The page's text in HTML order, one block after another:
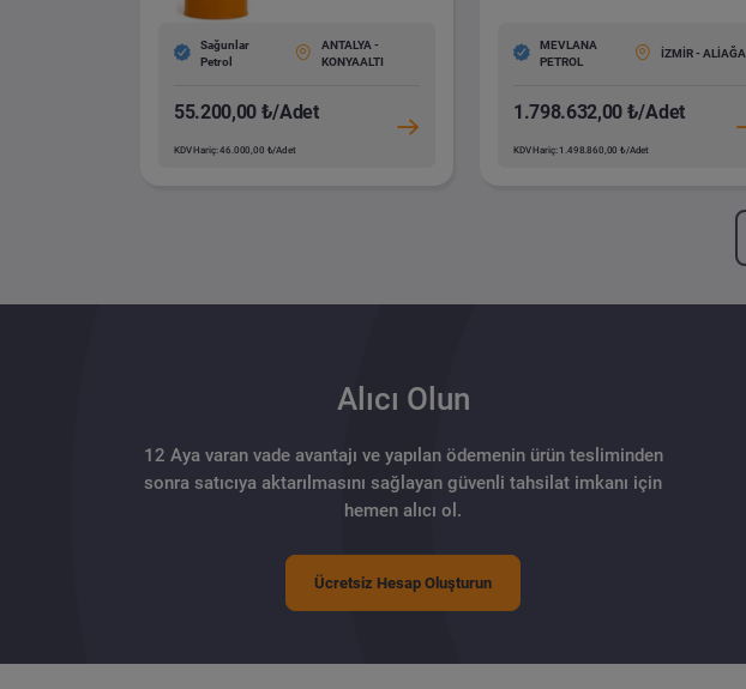
Sağunlar
Petrol
ANTALYA -
KONYAALTI
55.200,00 ₺/Adet
KDV Hariç: 46.000,00 ₺/Adet
MEVLANA
PETROL
İZMİR - ALİAĞA
1.798.632,00 ₺/Adet
KDV Hariç: 1.498.860,00 ₺/Adet
Alıcı Olun
12 Aya varan vade avantajı ve yapılan ödemenin ürün tesliminden
sonra satıcıya aktarılmasını sağlayan güvenli tahsilat imkanı için
hemen alıcı ol.
Ücretsiz Hesap Oluşturun